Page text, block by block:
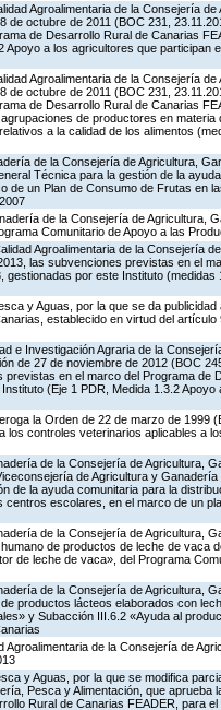
Agroalimentaria de la Consejería
octubre de 2011 (BOC 231,
de Desarrollo Rural de Canarias
a los agricultores que participan
Agroalimentaria de la Consejería
octubre de 2011 (BOC 231,
de Desarrollo Rural de Canarias
de productores en materia
a la calidad de los alimentos
de la Consejería de Agricultura,
Técnica para la gestión de la
un Plan de Consumo de Frutas en
de la Consejería de Agricultura,
Comunitario de Apoyo a las
Agroalimentaria de la Consejería
las subvenciones previstas en el
por este Instituto (medidas
y Aguas, por la que se da
establecido en virtud del artículo
e Investigación Agraria de la
de 27 de noviembre de 2012 (BOC
en el marco del Programa de
(Eje 1 PDR, Medida 1.3.2
la Orden de 22 de marzo de 1999
controles veterinarios aplicables a
de la Consejería de Agricultura,
de Agricultura y
de la ayuda comunitaria para la
escolares, en el marco de un
de la Consejería de Agricultura,
de productos de leche de vaca
de leche de vaca», del Programa
de la Consejería de Agricultura,
productos lácteos elaborados con
y Subacción III.6.2 «Ayuda al
de la Consejería de
y Aguas, por la que se modifica
Pesca y Alimentación, que aprueba
Rural de Canarias FEADER, para